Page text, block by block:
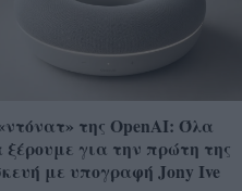
της OpenAI: Όλα
ξέρουμε για την πρώτη της
με υπογραφή Jony Ive